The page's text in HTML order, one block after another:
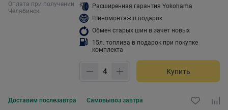
Оплата при получении
Челябинск
Расширенная гарантия Yokohama
Шиномонтаж в подарок
Обмен старых шин в зачет новых
15л. топлива в подарок при покупке
комплекта
Купить
Доставим послезавтра Самовывоз завтра